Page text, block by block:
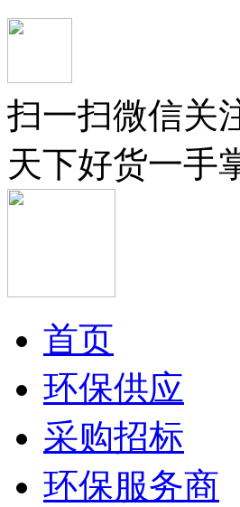
扫一扫微信关
天下好货一手
首页
环保供应
采购招标
环保服务商